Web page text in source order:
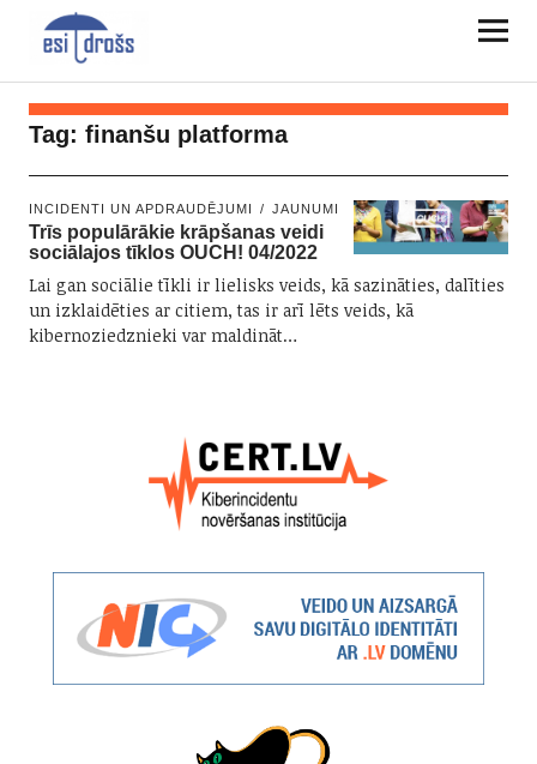
Tag: finanšu platforma
INCIDENTI UN APDRAUDĒJUMI JAUNUMI
Trīs populārākie krāpšanas veidi
sociālajos tīklos OUCH! 04/2022
Lai gan sociālie tīkli ir lielisks veids, kā sazināties, dalīties
un izklaidēties ar citiem, tas ir arī lēts veids, kā
kibernoziedznieki var maldināt…